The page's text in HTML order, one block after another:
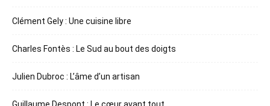
Clément Gely : Une cuisine libre
Charles Fontès : Le Sud au bout des doigts
Julien Dubroc : L’âme d’un artisan